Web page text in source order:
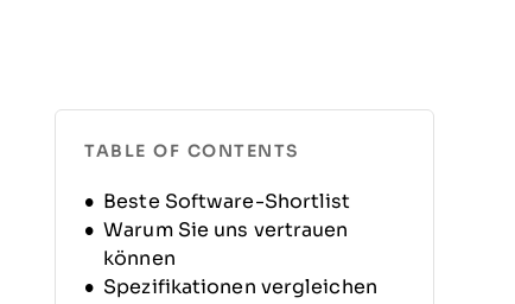
TABLE OF CONTENTS
Beste Software-Shortlist
Warum Sie uns vertrauen
können
Spezifikationen vergleichen